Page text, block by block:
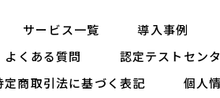
サービス一覧 導入事例
よくある質問
認定テストセン
定商取引法に基づく表記 個人